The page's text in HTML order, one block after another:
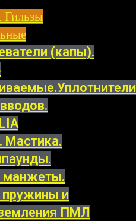
Гильзы
(капы).
Мастика.
манжеты.
и
ПМЛ